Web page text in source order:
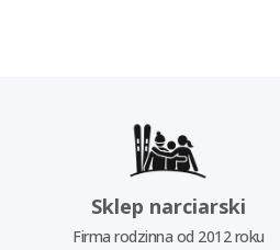
Sklep narciarski
Firma rodzinna od 2012 roku